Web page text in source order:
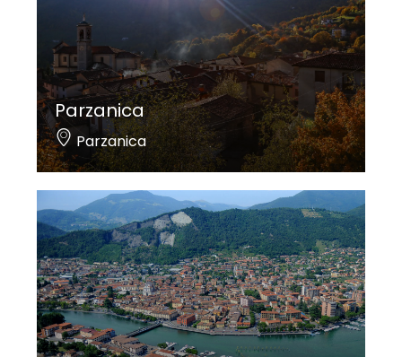
Parzanica
Parzanica